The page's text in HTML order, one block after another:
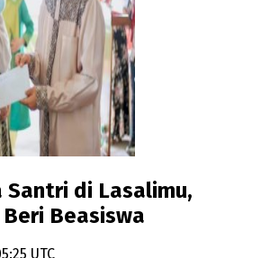
Santri di Lasalimu,
Beasiswa
UTC